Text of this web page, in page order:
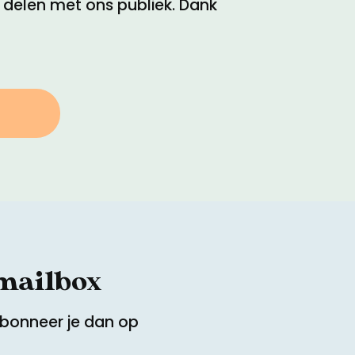
met ons publiek. Dank
je dan op